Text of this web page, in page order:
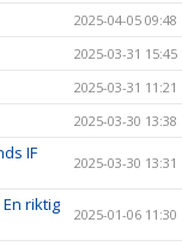
2025-04-05 09:48
2025-03-31 15:45
2025-03-31 11:21
2025-03-30 13:38
IF
2025-03-30 13:31
riktig
2025-01-06 11:30